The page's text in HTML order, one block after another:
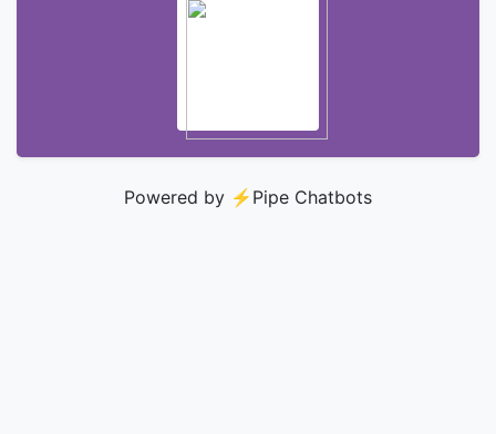
Powered by ⚡️ Pipe Chatbots